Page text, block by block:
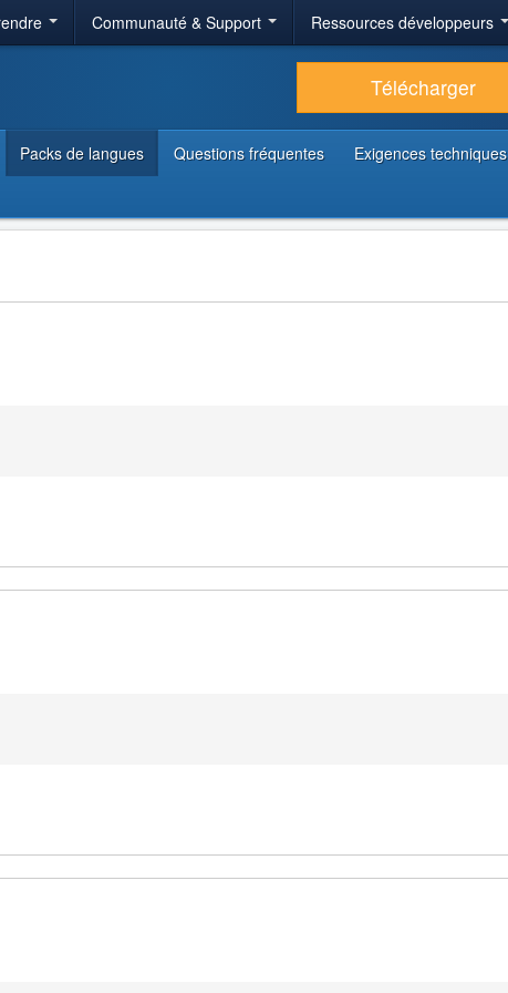
Communauté & Support Ressources développeurs
Télécharger
Packs de langues Questions fréquentes Exigences techniques